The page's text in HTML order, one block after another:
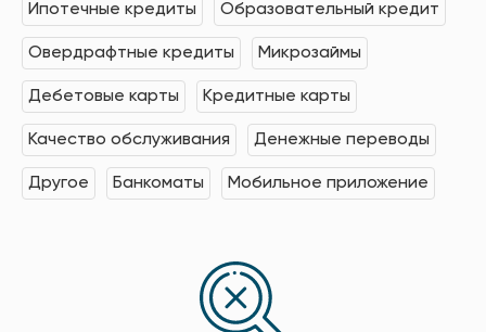
Ипотечные кредиты Образовательный кредит
Овердрафтные кредиты Микрозаймы
Дебетовые карты Кредитные карты
Качество обслуживания Денежные переводы
Другое Банкоматы Мобильное приложение